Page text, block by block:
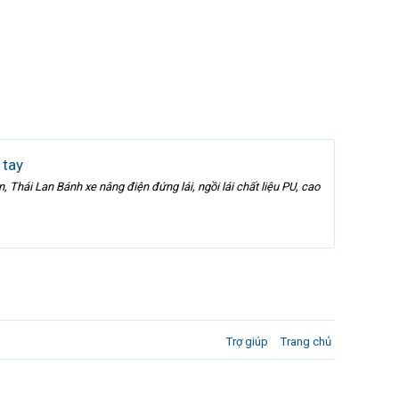
tay
Thái Lan Bánh xe nâng điện đứng lái, ngồi lái chất liệu PU, cao
Trợ giúp Trang chủ